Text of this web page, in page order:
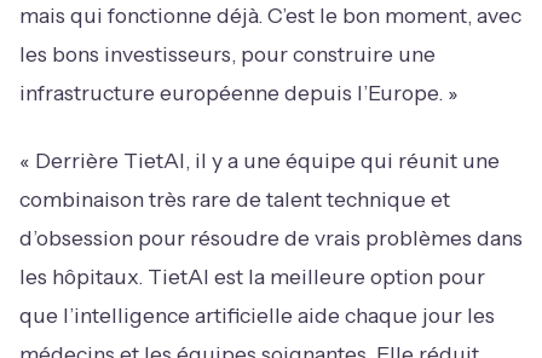
mais qui fonctionne déjà. C’est le bon moment, avec
les bons investisseurs, pour construire une
infrastructure européenne depuis l’Europe. »
« Derrière TietAI, il y a une équipe qui réunit une
combinaison très rare de talent technique et
d’obsession pour résoudre de vrais problèmes dans
les hôpitaux. TietAI est la meilleure option pour
que l’intelligence artificielle aide chaque jour les